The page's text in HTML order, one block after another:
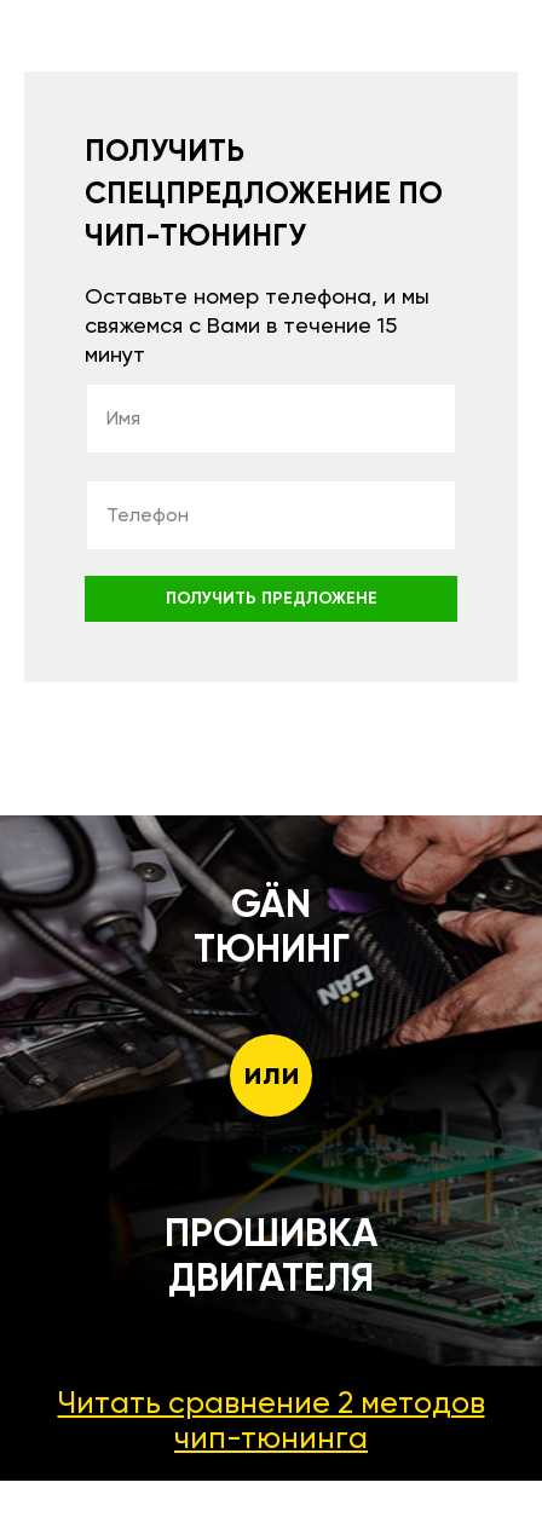
ПОЛУЧИТЬ
СПЕЦПРЕДЛОЖЕНИЕ ПО
ЧИП-ТЮНИНГУ
Оставьте номер телефона, и мы
свяжемся с Вами в течение 15
минут
ПОЛУЧИТЬ ПРЕДЛОЖЕНЕ
GÄN
ТЮНИНГ
или
ПРОШИВКА
ДВИГАТЕЛЯ
Читать сравнение 2 методов
чип-тюнинга